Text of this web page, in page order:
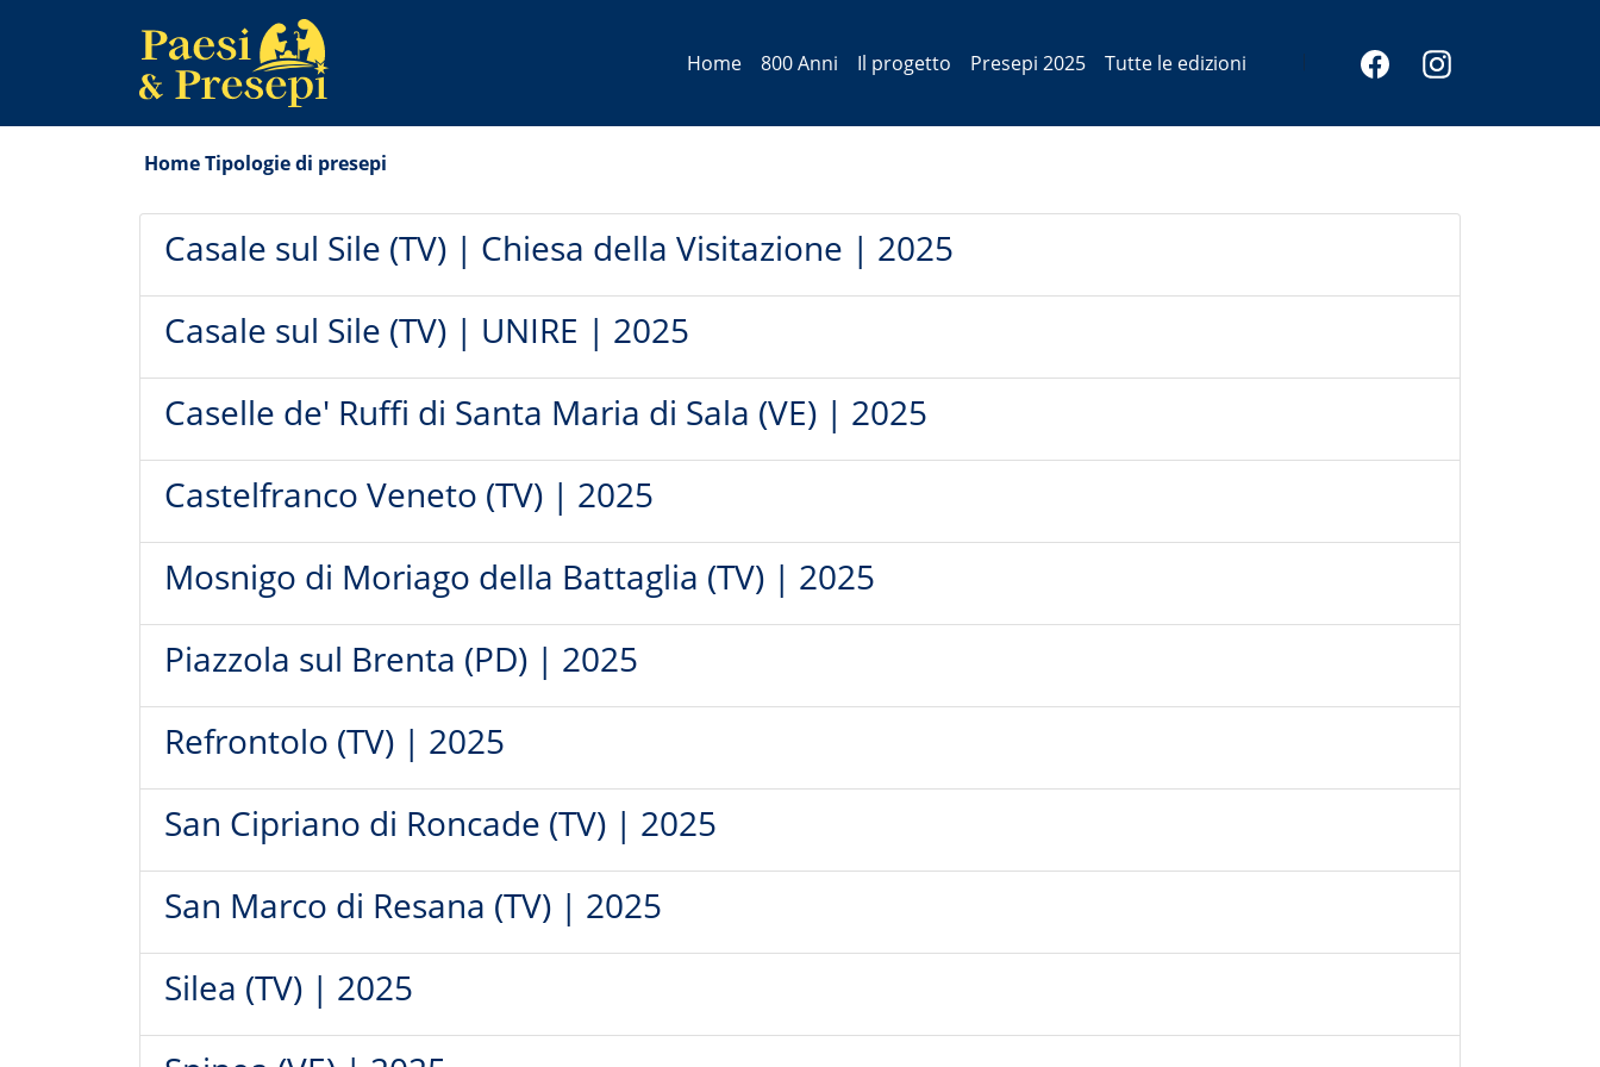
Home 800 Anni Il progetto Presepi 2025 Tutte le edizioni
HomeTipologie di presepi
Casale sul Sile (TV) | Chiesa della Visitazione | 2025
Casale sul Sile (TV) | UNIRE | 2025
Caselle de' Ruffi di Santa Maria di Sala (VE) | 2025
Castelfranco Veneto (TV) | 2025
Mosnigo di Moriago della Battaglia (TV) | 2025
Piazzola sul Brenta (PD) | 2025
Refrontolo (TV) | 2025
San Cipriano di Roncade (TV) | 2025
San Marco di Resana (TV) | 2025
Silea (TV) | 2025